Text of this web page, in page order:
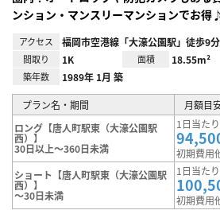
ンション・マンスリーマンションでお得♪
アクセス 福岡市空港線「大濠公園駅」徒歩9分
間取り 1K 面積 18.55m²
築年数 1989年 1月 築
プラン名・期間
月額目
ロング【唐人町駅東（大濠公園駅
西）】
30日以上～360日未満
1日当た
初期費用
ショート【唐人町駅東（大濠公園駅
西）】
～30日未満
1日当た
初期費用